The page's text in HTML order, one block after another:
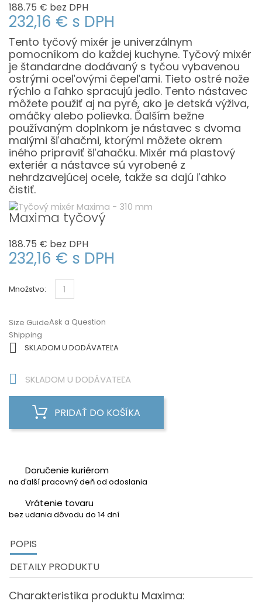
188.75 € bez DPH
232,16 € s DPH
Tento tyčový mixér je univerzálnym
pomocníkom do každej kuchyne. Tyčový mixér
je štandardne dodávaný s tyčou vybavenou
ostrými oceľovými čepeľami. Tieto ostré nože
rýchlo a ľahko spracujú jedlo. Tento nástavec
môžete použiť aj na pyré, ako je detská výživa,
omáčky alebo polievka. Ďalším bežne
používaným doplnkom je nástavec s dvoma
malými šľahačmi, ktorými môžete okrem
iného pripraviť šľahačku. Mixér má plastový
exteriér a nástavce sú vyrobené z
nehrdzavejúcej ocele, takže sa dajú ľahko
čistiť.
Maxima tyčový
188.75 € bez DPH
232,16 € s DPH
Množstvo:
Size Guide
Shipping
Ask a Question
 SKLADOM U DODÁVATEĽA
 SKLADOM U DODÁVATEĽA
PRIDAŤ DO KOŠÍKA
Doručenie kuriérom
na ďalší pracovný deň od odoslania
Vrátenie tovaru
bez udania dôvodu do 14 dní
POPIS
DETAILY PRODUKTU
Charakteristika produktu Maxima: